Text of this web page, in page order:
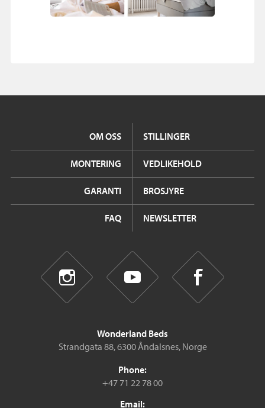
OM OSS STILLINGER
MONTERING VEDLIKEHOLD
GARANTI BROSJYRE
FAQ NEWSLETTER
Wonderland Beds
Strandgata 88, 6300 Åndalsnes, Norge
Phone:
+47 71 22 78 00
Email: